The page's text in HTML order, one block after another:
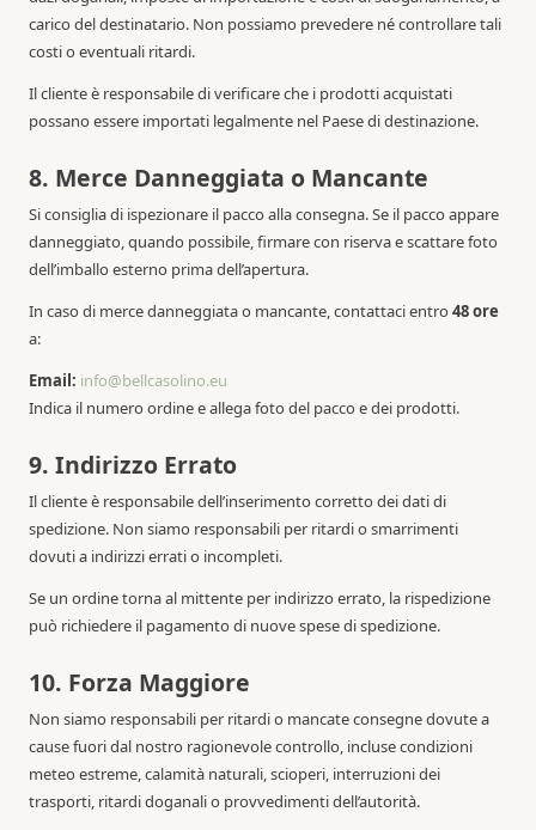
carico del destinatario. Non possiamo prevedere né controllare tali
costi o eventuali ritardi.
Il cliente è responsabile di verificare che i prodotti acquistati
possano essere importati legalmente nel Paese di destinazione.
8. Merce Danneggiata o Mancante
Si consiglia di ispezionare il pacco alla consegna. Se il pacco appare
danneggiato, quando possibile, firmare con riserva e scattare foto
dell’imballo esterno prima dell’apertura.
In caso di merce danneggiata o mancante, contattaci entro48 ore
a:
Email: info@bellcasolino.eu
Indica il numero ordine e allega foto del pacco e dei prodotti.
9. Indirizzo Errato
Il cliente è responsabile dell’inserimento corretto dei dati di
spedizione. Non siamo responsabili per ritardi o smarrimenti
dovuti a indirizzi errati o incompleti.
Se un ordine torna al mittente per indirizzo errato, la rispedizione
può richiedere il pagamento di nuove spese di spedizione.
10. Forza Maggiore
Non siamo responsabili per ritardi o mancate consegne dovute a
cause fuori dal nostro ragionevole controllo, incluse condizioni
meteo estreme, calamità naturali, scioperi, interruzioni dei
trasporti, ritardi doganali o provvedimenti dell’autorità.